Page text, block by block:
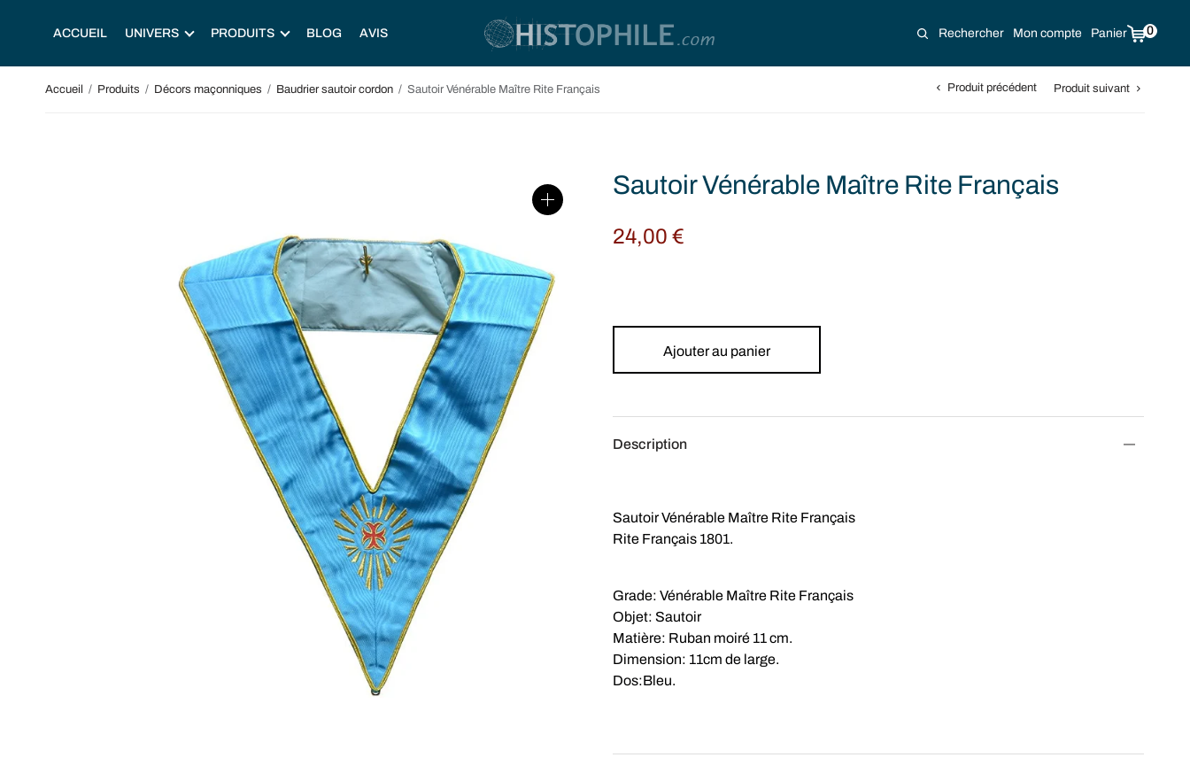
ACCUEIL UNIVERS PRODUITS BLOG AVIS Rechercher Mon compte Panier 0
Accueil / Produits / Décors maçonniques / Baudrier sautoir cordon / Sautoir Vénérable Maître Rite Français Produit précédent Produit suivant
Sautoir Vénérable Maître Rite Français
24,00€
Ajouter au panier
Description
Sautoir Vénérable Maître Rite Français
Rite Français 1801.
Grade: Vénérable Maître Rite Français
Objet: Sautoir
Matière: Ruban moiré 11 cm.
Dimension: 11cm de large.
Dos:Bleu.